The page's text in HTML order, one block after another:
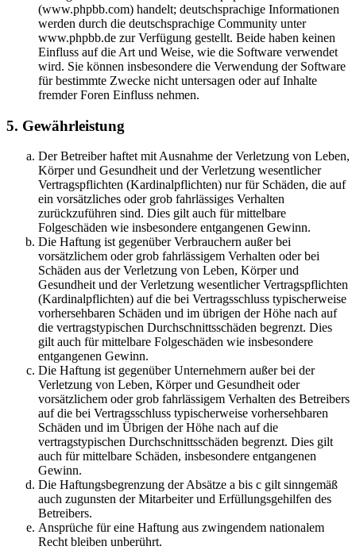
(www.phpbb.com) handelt; deutschsprachige Informationen
werden durch die deutschsprachige Community unter
www.phpbb.de zur Verfügung gestellt. Beide haben keinen
Einfluss auf die Art und Weise, wie die Software verwendet
wird. Sie können insbesondere die Verwendung der Software
für bestimmte Zwecke nicht untersagen oder auf Inhalte
fremder Foren Einfluss nehmen.
5. Gewährleistung
Der Betreiber haftet mit Ausnahme der Verletzung von Leben,
Körper und Gesundheit und der Verletzung wesentlicher
Vertragspflichten (Kardinalpflichten) nur für Schäden, die auf
ein vorsätzliches oder grob fahrlässiges Verhalten
zurückzuführen sind. Dies gilt auch für mittelbare
Folgeschäden wie insbesondere entgangenen Gewinn.
Die Haftung ist gegenüber Verbrauchern außer bei
vorsätzlichem oder grob fahrlässigem Verhalten oder bei
Schäden aus der Verletzung von Leben, Körper und
Gesundheit und der Verletzung wesentlicher Vertragspflichten
(Kardinalpflichten) auf die bei Vertragsschluss typischerweise
vorhersehbaren Schäden und im übrigen der Höhe nach auf
die vertragstypischen Durchschnittsschäden begrenzt. Dies
gilt auch für mittelbare Folgeschäden wie insbesondere
entgangenen Gewinn.
Die Haftung ist gegenüber Unternehmern außer bei der
Verletzung von Leben, Körper und Gesundheit oder
vorsätzlichem oder grob fahrlässigem Verhalten des Betreibers
auf die bei Vertragsschluss typischerweise vorhersehbaren
Schäden und im Übrigen der Höhe nach auf die
vertragstypischen Durchschnittsschäden begrenzt. Dies gilt
auch für mittelbare Schäden, insbesondere entgangenen
Gewinn.
Die Haftungsbegrenzung der Absätze a bis c gilt sinngemäß
auch zugunsten der Mitarbeiter und Erfüllungsgehilfen des
Betreibers.
Ansprüche für eine Haftung aus zwingendem nationalem
Recht bleiben unberührt.